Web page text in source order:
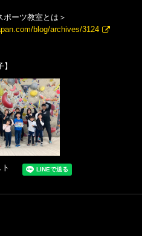
ポーツ教室とは＞
blog/archives/3124